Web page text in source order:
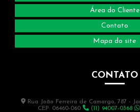
Empresas de gerenciamento de resíduos
Empresas de logística reversa em sp
Empresas plano de gerenciamento de
Gerenciamento de resíduos da
Gerenciamento de resíduos industriais
Área do Cliente
Contato
Mapa do site
CONTATO
Rua João Ferreira de Camargo, 787 -
CEP: 06460-060
(11) 94007-0368